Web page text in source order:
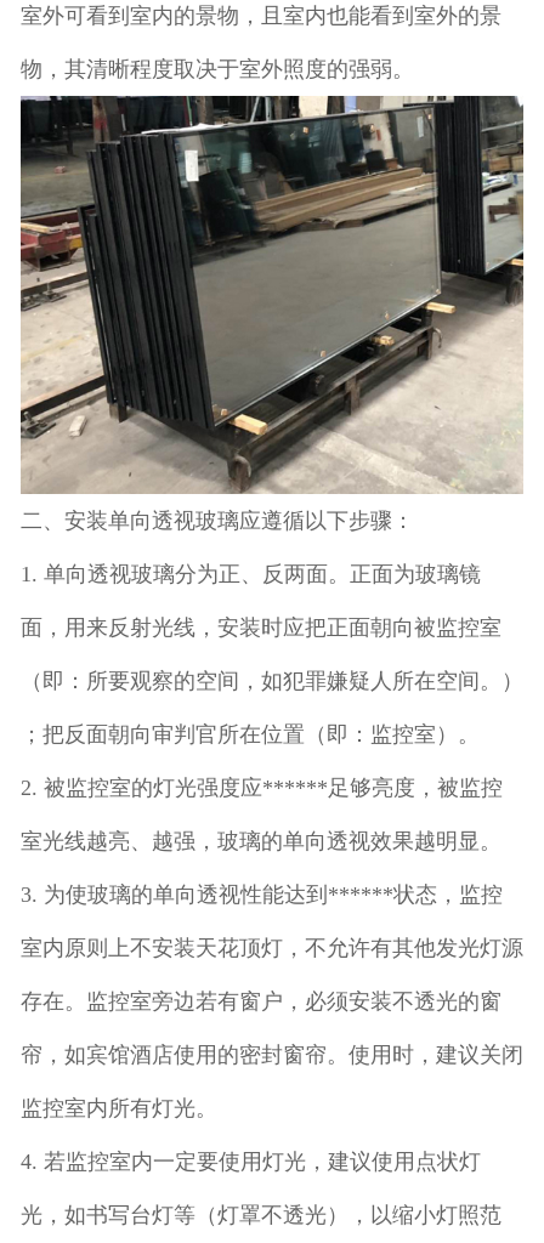
室外可看到室内的景物，且室内也能看到室外的景
物，其清晰程度取决于室外照度的强弱。
二、安装单向透视玻璃应遵循以下步骤：
1. 单向透视玻璃分为正、反两面。正面为玻璃镜
面，用来反射光线，安装时应把正面朝向被监控室
（即：所要观察的空间，如犯罪嫌疑人所在空间。）
；把反面朝向审判官所在位置（即：监控室）。
2. 被监控室的灯光强度应******足够亮度，被监控
室光线越亮、越强，玻璃的单向透视效果越明显。
3. 为使玻璃的单向透视性能达到******状态，监控
室内原则上不安装天花顶灯，不允许有其他发光灯源
存在。监控室旁边若有窗户，必须安装不透光的窗
帘 ，如宾馆酒店使用的密封窗帘。使用时，建议关闭
监控室内所有灯光。
4. 若监控室内一定要使用灯光，建议使用点状灯
光，如书写台灯等（灯罩不透光），以缩小灯照范